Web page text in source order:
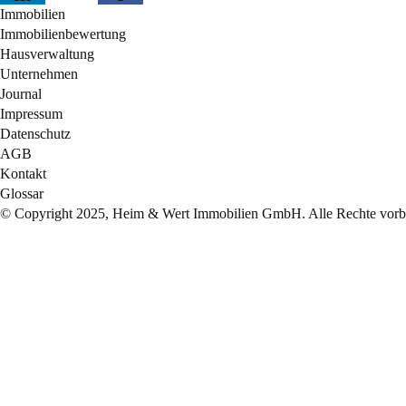
Immobilien
Immobilienbewertung
Hausverwaltung
Unternehmen
Journal
Impressum
Datenschutz
AGB
Kontakt
Glossar
© Copyright 2025, Heim & Wert Immobilien GmbH. Alle Rechte